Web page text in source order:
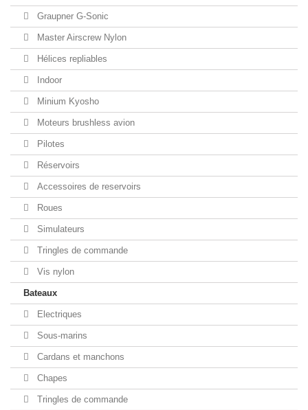
Graupner G-Sonic
Master Airscrew Nylon
Hélices repliables
Indoor
Minium Kyosho
Moteurs brushless avion
Pilotes
Réservoirs
Accessoires de reservoirs
Roues
Simulateurs
Tringles de commande
Vis nylon
Bateaux
Electriques
Sous-marins
Cardans et manchons
Chapes
Tringles de commande